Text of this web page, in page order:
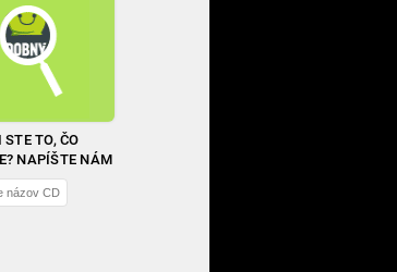
TO, ČO
NAPÍŠTE NÁM